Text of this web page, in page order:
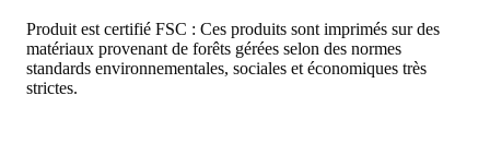
Produit est certifié FSC : Ces produits sont imprimés sur des
matériaux provenant de forêts gérées selon des normes
standards environnementales, sociales et économiques très
strictes.